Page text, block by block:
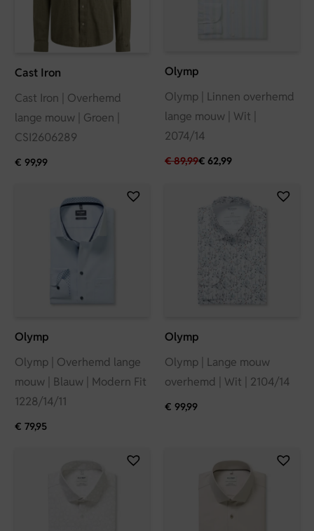
Cast Iron
Cast Iron | Overhemd
lange mouw | Groen |
CSI2606289
€ 99,99
Olymp
Olymp | Linnen overhemd
lange mouw | Wit |
2074/14
€89,99€ 62,99
Olymp
Olymp | Overhemd lange
mouw | Blauw | Modern Fit
1228/14/11
€ 79,95
Olymp
Olymp | Lange mouw
overhemd | Wit | 2104/14
€ 99,99